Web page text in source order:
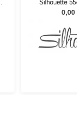
Silhouette
53/
0,00